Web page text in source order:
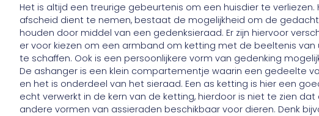
Het is altijd een treurige gebeurtenis om een huisdier te verliezen.
afscheid dient te nemen, bestaat de mogelijkheid om de
houden door middel van een gedenksieraad. Er zijn hiervoor
er voor kiezen om een armband om ketting met de beeltenis van
te schaffen. Ook is een persoonlijkere vorm van gedenking
De ashanger is een klein compartementje waarin een gedeelte
en het is onderdeel van het sieraad. Een as ketting is hier een
echt verwerkt in de kern van de ketting, hierdoor is niet te zien dat
andere vormen van assieraden beschikbaar voor dieren. Denk